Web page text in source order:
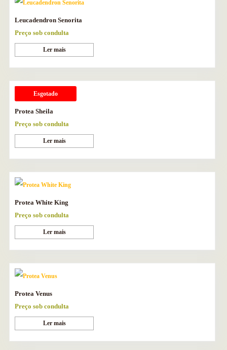
Leucadendron Senorita
Preço sob condulta
Ler mais
Esgotado
Protea Sheila
Preço sob condulta
Ler mais
Protea White King
Preço sob condulta
Ler mais
Protea Venus
Preço sob condulta
Ler mais